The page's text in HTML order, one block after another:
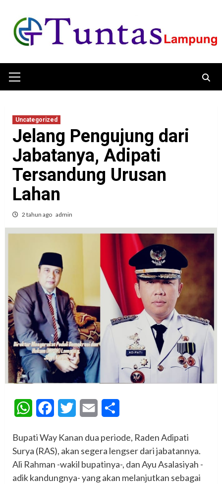
content
Menu
Uncategorized
Jelang Pengujung dari
Jabatanya, Adipati
Tersandung Urusan
Lahan
2 tahun ago admin
WhatsAppFacebookTwitter Email
Bupati Way Kanan dua periode, Raden Adipati
Surya (RAS), akan segera lengser dari jabatannya.
Ali Rahman -wakil bupatinya-, dan Ayu Asalasiyah -
adik kandungnya- yang akan melanjutkan sebagai